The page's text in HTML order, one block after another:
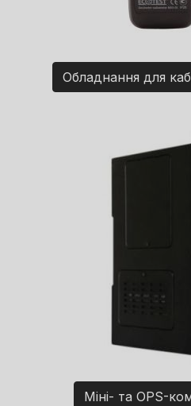
Обладнання для
Міні- та OPS-